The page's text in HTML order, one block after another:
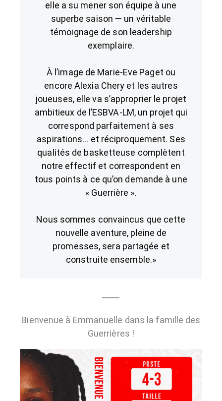
elle a su mener son équipe à une
superbe saison — un véritable
témoignage de son leadership
exemplaire.
À l’image de Marie-Eve Paget ou
encore Alexia Chery et les autres
joueuses, elle va s’approprier le projet
ambitieux de l’ESBVA-LM, un projet qui
correspond parfaitement à ses
aspirations… et réciproquement. Ses
qualités de basketteuse complètent
notre effectif et correspondent en
tous points à ce qu’on demande à une
« Guerrière ».
Nous sommes convaincus que cette
nouvelle aventure, pleine de
promesses, sera partagée et
construite ensemble.»
⸻
Bienvenue à Emmanuelle dans la famille des
Guerrières !